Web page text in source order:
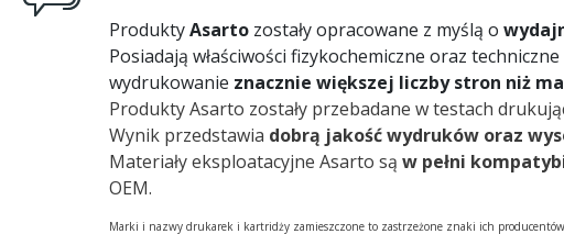
ProduktyAsarto zostały opracowane z myślą o
Posiadają właściwości fizykochemiczne oraz
wydrukowanie znacznie większej liczby stron niż
Produkty Asarto zostały przebadane w testach
Wynik przedstawia dobrą jakość wydruków oraz
Materiały eksploatacyjne Asarto są w pełni
OEM.
Marki i nazwy drukarek i kartridży zamieszczone to zastrzeżone znaki ich